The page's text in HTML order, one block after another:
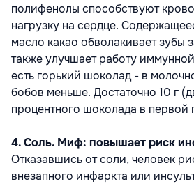
полифенолы способствуют
нагрузку на сердце.
масло какао обволакивает зубы
также улучшает работу
есть горький шоколад - в
бобов меньше. Достаточно 10 г
процентного шоколада в первой
4. Соль. Миф: повышает риск
Отказавшись от соли, человек
внезапного инфаркта или